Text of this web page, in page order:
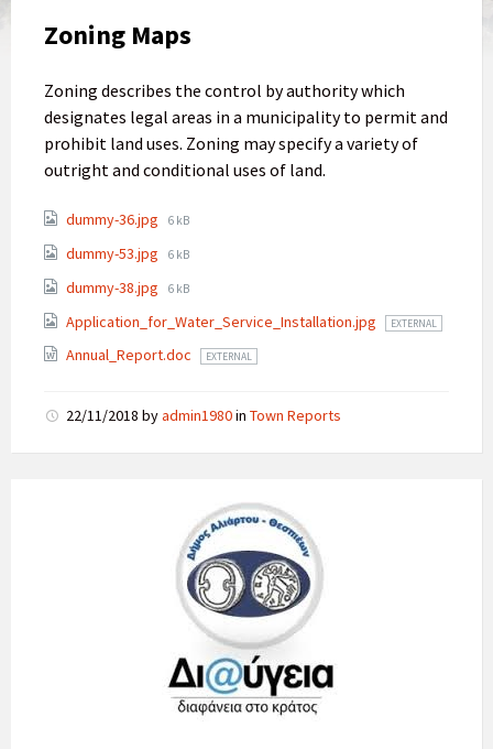
Zoning Maps
Zoning describes the control by authority which
designates legal areas in a municipality to permit and
prohibit land uses. Zoning may specify a variety of
outright and conditional uses of land.
dummy-36.jpg 6 kB
dummy-53.jpg 6 kB
dummy-38.jpg 6 kB
Application_for_Water_Service_Installation.jpg EXTERNAL
Annual_Report.doc EXTERNAL
22/11/2018 byadmin1980in Town Reports